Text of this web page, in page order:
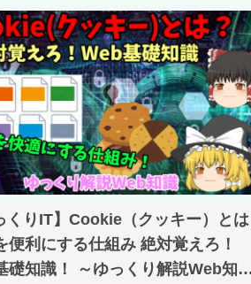
くりIT】Cookie（クッキー）とは
便利にする仕組み 絶対覚えろ！
礎知識！ ～ゆっくり解説Web知識